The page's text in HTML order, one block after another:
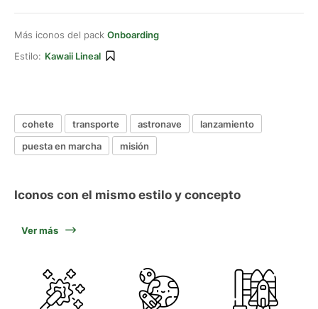
Más iconos del pack Onboarding
Estilo: Kawaii Lineal
cohete transporte astronave
lanzamiento
puesta en marcha
misión
Iconos con el mismo estilo y concepto
Ver más